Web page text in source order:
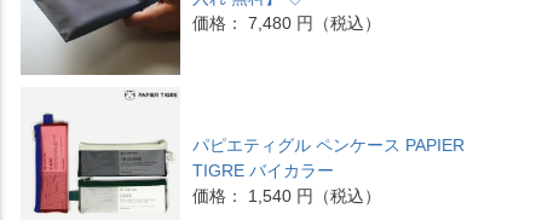
価格： 7,480 円（税込）
パピエティグル ペンケース PAPIER
TIGRE バイカラー
価格： 1,540 円（税込）